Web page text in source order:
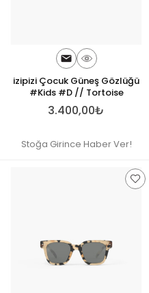
izipizi Çocuk Güneş Gözlüğü
#Kids #D // Tortoise
3.400,00₺
Stoğa Girince Haber Ver!